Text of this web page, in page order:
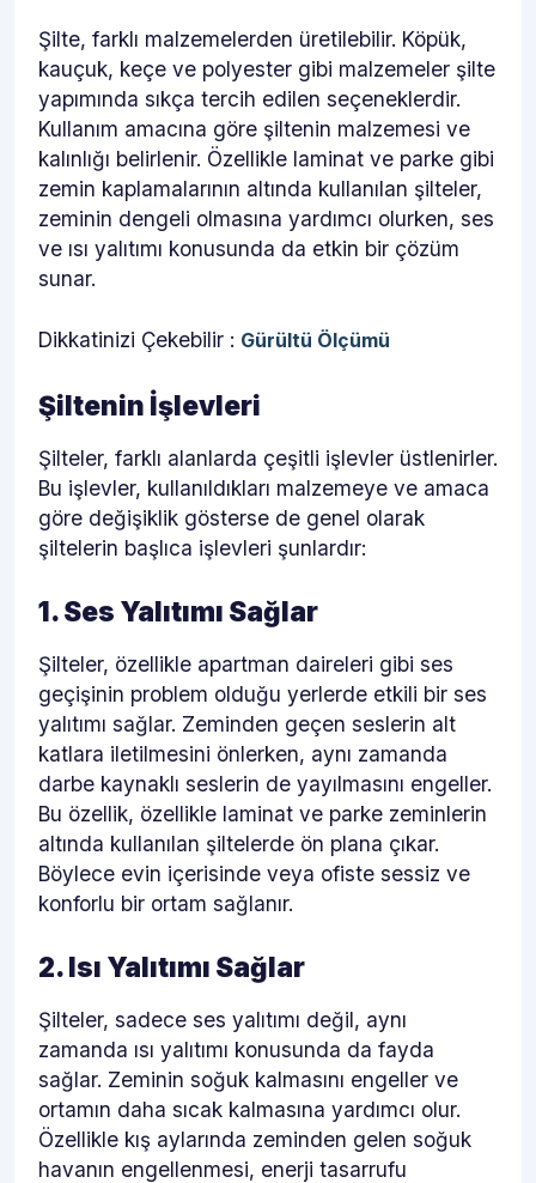
Şilte, farklı malzemelerden üretilebilir. Köpük,
kauçuk, keçe ve polyester gibi malzemeler şilte
yapımında sıkça tercih edilen seçeneklerdir.
Kullanım amacına göre şiltenin malzemesi ve
kalınlığı belirlenir. Özellikle laminat ve parke gibi
zemin kaplamalarının altında kullanılan şilteler,
zeminin dengeli olmasına yardımcı olurken, ses
ve ısı yalıtımı konusunda da etkin bir çözüm
sunar.
Dikkatinizi Çekebilir : Gürültü Ölçümü
Şiltenin İşlevleri
Şilteler, farklı alanlarda çeşitli işlevler üstlenirler.
Bu işlevler, kullanıldıkları malzemeye ve amaca
göre değişiklik gösterse de genel olarak
şiltelerin başlıca işlevleri şunlardır:
1. Ses Yalıtımı Sağlar
Şilteler, özellikle apartman daireleri gibi ses
geçişinin problem olduğu yerlerde etkili bir ses
yalıtımı sağlar. Zeminden geçen seslerin alt
katlara iletilmesini önlerken, aynı zamanda
darbe kaynaklı seslerin de yayılmasını engeller.
Bu özellik, özellikle laminat ve parke zeminlerin
altında kullanılan şiltelerde ön plana çıkar.
Böylece evin içerisinde veya ofiste sessiz ve
konforlu bir ortam sağlanır.
2. Isı Yalıtımı Sağlar
Şilteler, sadece ses yalıtımı değil, aynı
zamanda ısı yalıtımı konusunda da fayda
sağlar. Zeminin soğuk kalmasını engeller ve
ortamın daha sıcak kalmasına yardımcı olur.
Özellikle kış aylarında zeminden gelen soğuk
havanın engellenmesi, enerji tasarrufu